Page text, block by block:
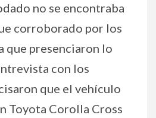
no se encontraba
corroborado por los
que presenciaron lo
con los
que el vehículo
Toyota Corolla Cross